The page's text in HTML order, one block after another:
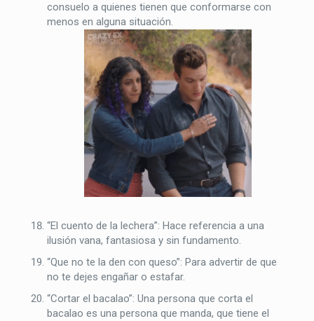
consuelo a quienes tienen que conformarse con
menos en alguna situación.
“El cuento de la lechera”: Hace referencia a una
ilusión vana, fantasiosa y sin fundamento.
“Que no te la den con queso”: Para advertir de que
no te dejes engañar o estafar.
“Cortar el bacalao”: Una persona que corta el
bacalao es una persona que manda, que tiene el